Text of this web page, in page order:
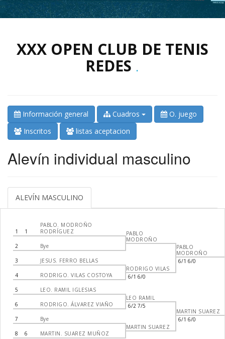
XXX OPEN CLUB DE TENIS
REDES .
Información general Cuadros
O. juego
Inscritos
listas aceptacion
Alevín individual masculino
ALEVÍN MASCULINO
1 1
PABLO. MODROÑO
RODRÍGUEZ
2 Bye
3 JESUS. FERRO BELLAS
4 RODRIGO. VILAS COSTOYA
5 LEO. RAMIL IGLESIAS
6 RODRIGO. ÁLVAREZ VIAÑO
7 Bye
8 6 MARTIN. SUAREZ MUÑOZ
PABLO
MODROÑO
RODRIGO VILAS
6/1 6/0
LEO RAMIL
6/2 7/5
MARTIN SUAREZ
PABLO
MODROÑO
6/1 6/0
MARTIN SUAREZ
6/1 6/0